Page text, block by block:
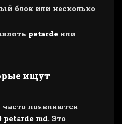
блок или несколько
petardeили
ищут
появляются
petarde md. Это